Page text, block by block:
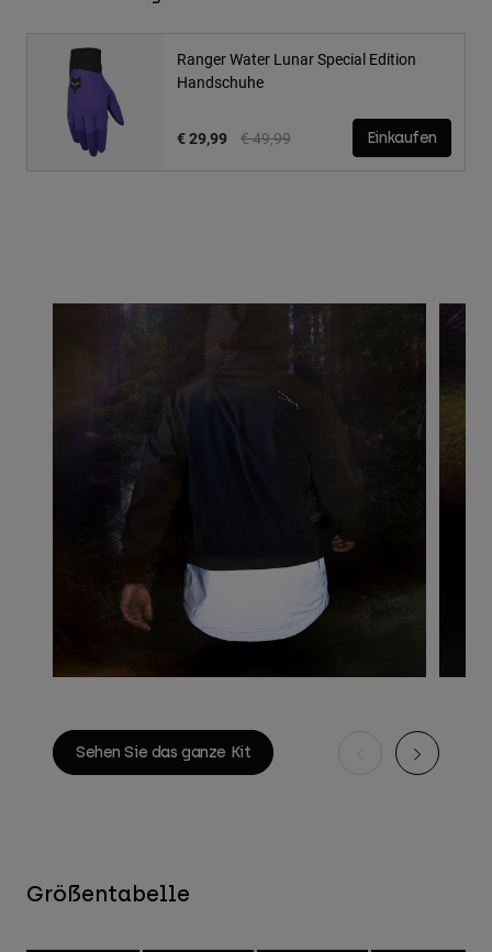
Ranger Water Lunar Special Edition
Handschuhe
Price reduced from
€ 49,99to
€ 29,99 Einkaufen
Sehen Sie das ganze Kit
Größentabelle